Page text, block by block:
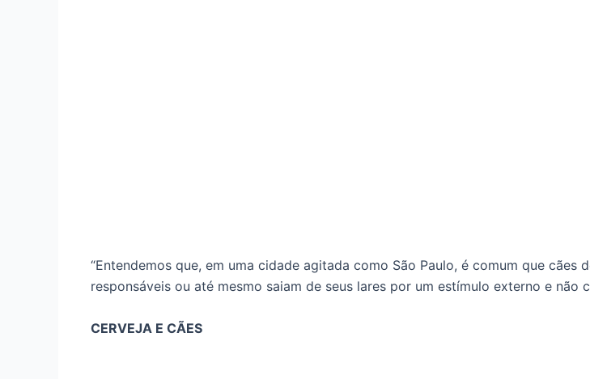
“Entendemos que, em uma cidade agitada como São Paulo, é comum que
responsáveis ou até mesmo saiam de seus lares por um estímulo externo e não
CERVEJA E CÃES